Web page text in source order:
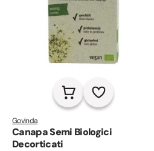
Govinda
Canapa Semi Biologici
Decorticati